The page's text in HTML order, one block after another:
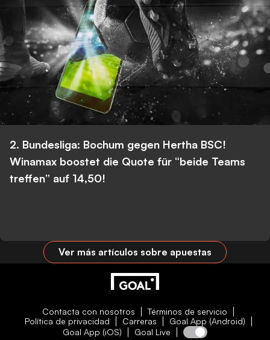
2. Bundesliga: Bochum gegen Hertha BSC!
Winamax boostet die Quote für “beide Teams
treffen” auf 14,50!
Ver más artículos sobre apuestas
Contacta con nosotros
Términos de servicio
Política de privacidad
Carreras
Goal App (Android)
Goal App (iOS)
Goal Live